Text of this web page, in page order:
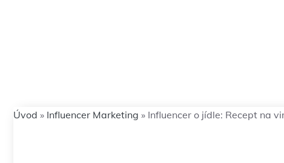
Úvod » Influencer Marketing » Influencer o jídle: Recept na